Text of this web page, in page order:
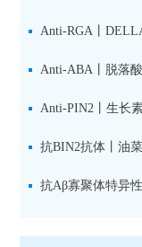
（
技术中的应用
Anti-RGA丨
键抑制因子
Anti-ABA丨脱落
储存库
Anti-PIN2丨生长
设计方案
抗BIN2抗体丨油
究数据特异性
抗Aβ寡聚体特异